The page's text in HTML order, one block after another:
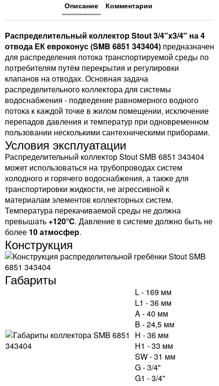
Описание Комментарии
Распределительный коллектор Stout 3/4"x3/4" на 4
отвода ЕК евроконус (SMB 6851 343404) предназначен
для распределения потока транспортируемой среды по
потребителям путём перекрытия и регулировки
клапанов на отводах. Основная задача
распределительного коллектора для системы
водоснабжения - подведение равномерного водного
потока к каждой точке в жилом помещении, исключение
перепадов давления и температур при одновременном
пользовании несколькими сантехническими приборами.
Условия эксплуатации
Распределительный коллектор Stout SMB 6851 343404
может использоваться на трубопроводах систем
холодного и горячего водоснабжения, а также для
транспортировки жидкости, не агрессивной к
материалам элементов коллекторных систем.
Температура перекачиваемой среды не должна
превышать +120°C. Давление в системе должно быть не
более 10 атмосфер.
Конструкция
Габариты
L - 169 мм
L1 - 36 мм
A - 40 мм
B - 24,5 мм
H - 36 мм
H1 - 33 мм
SW - 31 мм
G - 3/4"
G1 - 3/4"